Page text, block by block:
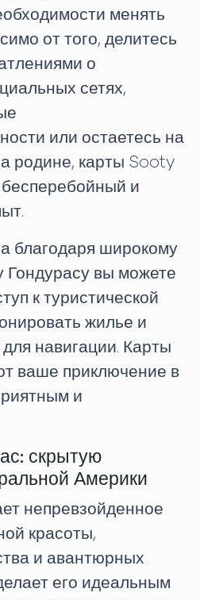
менять
от того, делитесь
о
сетях,
или остаетесь на
родине, карты Sooty
и
благодаря широкому
Гондурасу вы можете
к туристической
жилье и
навигации. Карты
ваше приключение в
и
скрытую
Америки
непревзойденное
красоты,
и авантюрных
его идеальным